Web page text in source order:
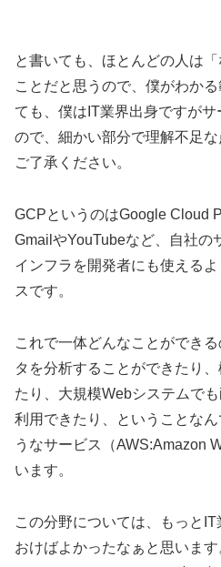
と書いても、ほとんどの人は
ことだと思うので、僕がわか
ても、僕はIT業界出身ですが
ので、細かい部分で理解不足
ご了承ください。
GCPというのはGoogle Cloud
GmailやYouTubeなど、自社の
インフラを開発者にも使える
スです。
これで一体どんなことができ
タを分析することができたり
たり、大規模Webシステムで
利用できたり、ということな
うなサービス（AWS:Amazon
います。
この分野については、もっと
おけばよかったなぁと思いま